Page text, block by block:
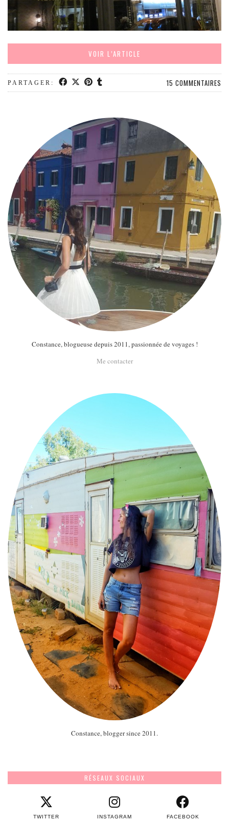
A PROPOS
PARUTIONS ET PARTENARIATS
VOIR L’ARTICLE
PARTAGER: 15 COMMENTAIRES
Constance, blogueuse depuis 2011, passionnée de voyages !
Me contacter
Constance, blogger since 2011.
RÉSEAUX SOCIAUX
TWITTER INSTAGRAM FACEBOOK